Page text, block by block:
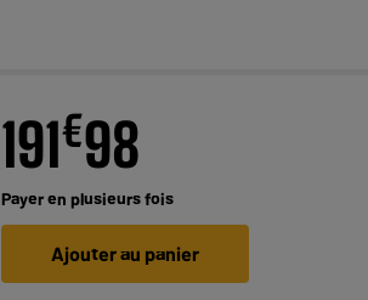
191€98
Payer en plusieurs fois
Ajouter au panier